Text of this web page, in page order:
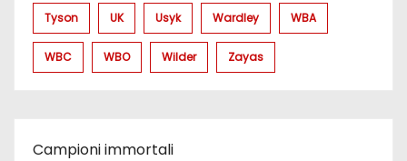
Tyson UK Usyk Wardley WBA
WBC WBO Wilder Zayas
Campioni immortali